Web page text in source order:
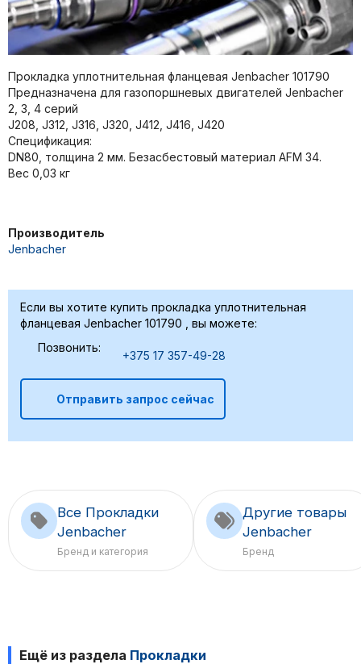
Прокладка уплотнительная фланцевая Jenbacher 101790
Предназначена для газопоршневых двигателей Jenbacher
2, 3, 4 серий
J208, J312, J316, J320, J412, J416, J420
Спецификация:
DN80, толщина 2 мм. Безасбестовый материал AFM 34.
Вес 0,03 кг
Производитель
Jenbacher
Если вы хотите купить прокладка уплотнительная
фланцевая Jenbacher 101790 , вы можете:
Позвонить:
+375 17 357-49-28
Отправить запрос сейчас
Все Прокладки
Jenbacher
Бренд и категория
Другие товары
Jenbacher
Бренд
Ещё из раздела Прокладки